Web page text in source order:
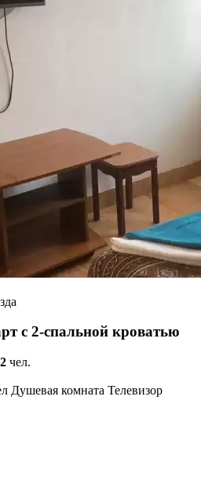
с 2-спальной кроватью
2 чел.
Душевая комната Телевизор